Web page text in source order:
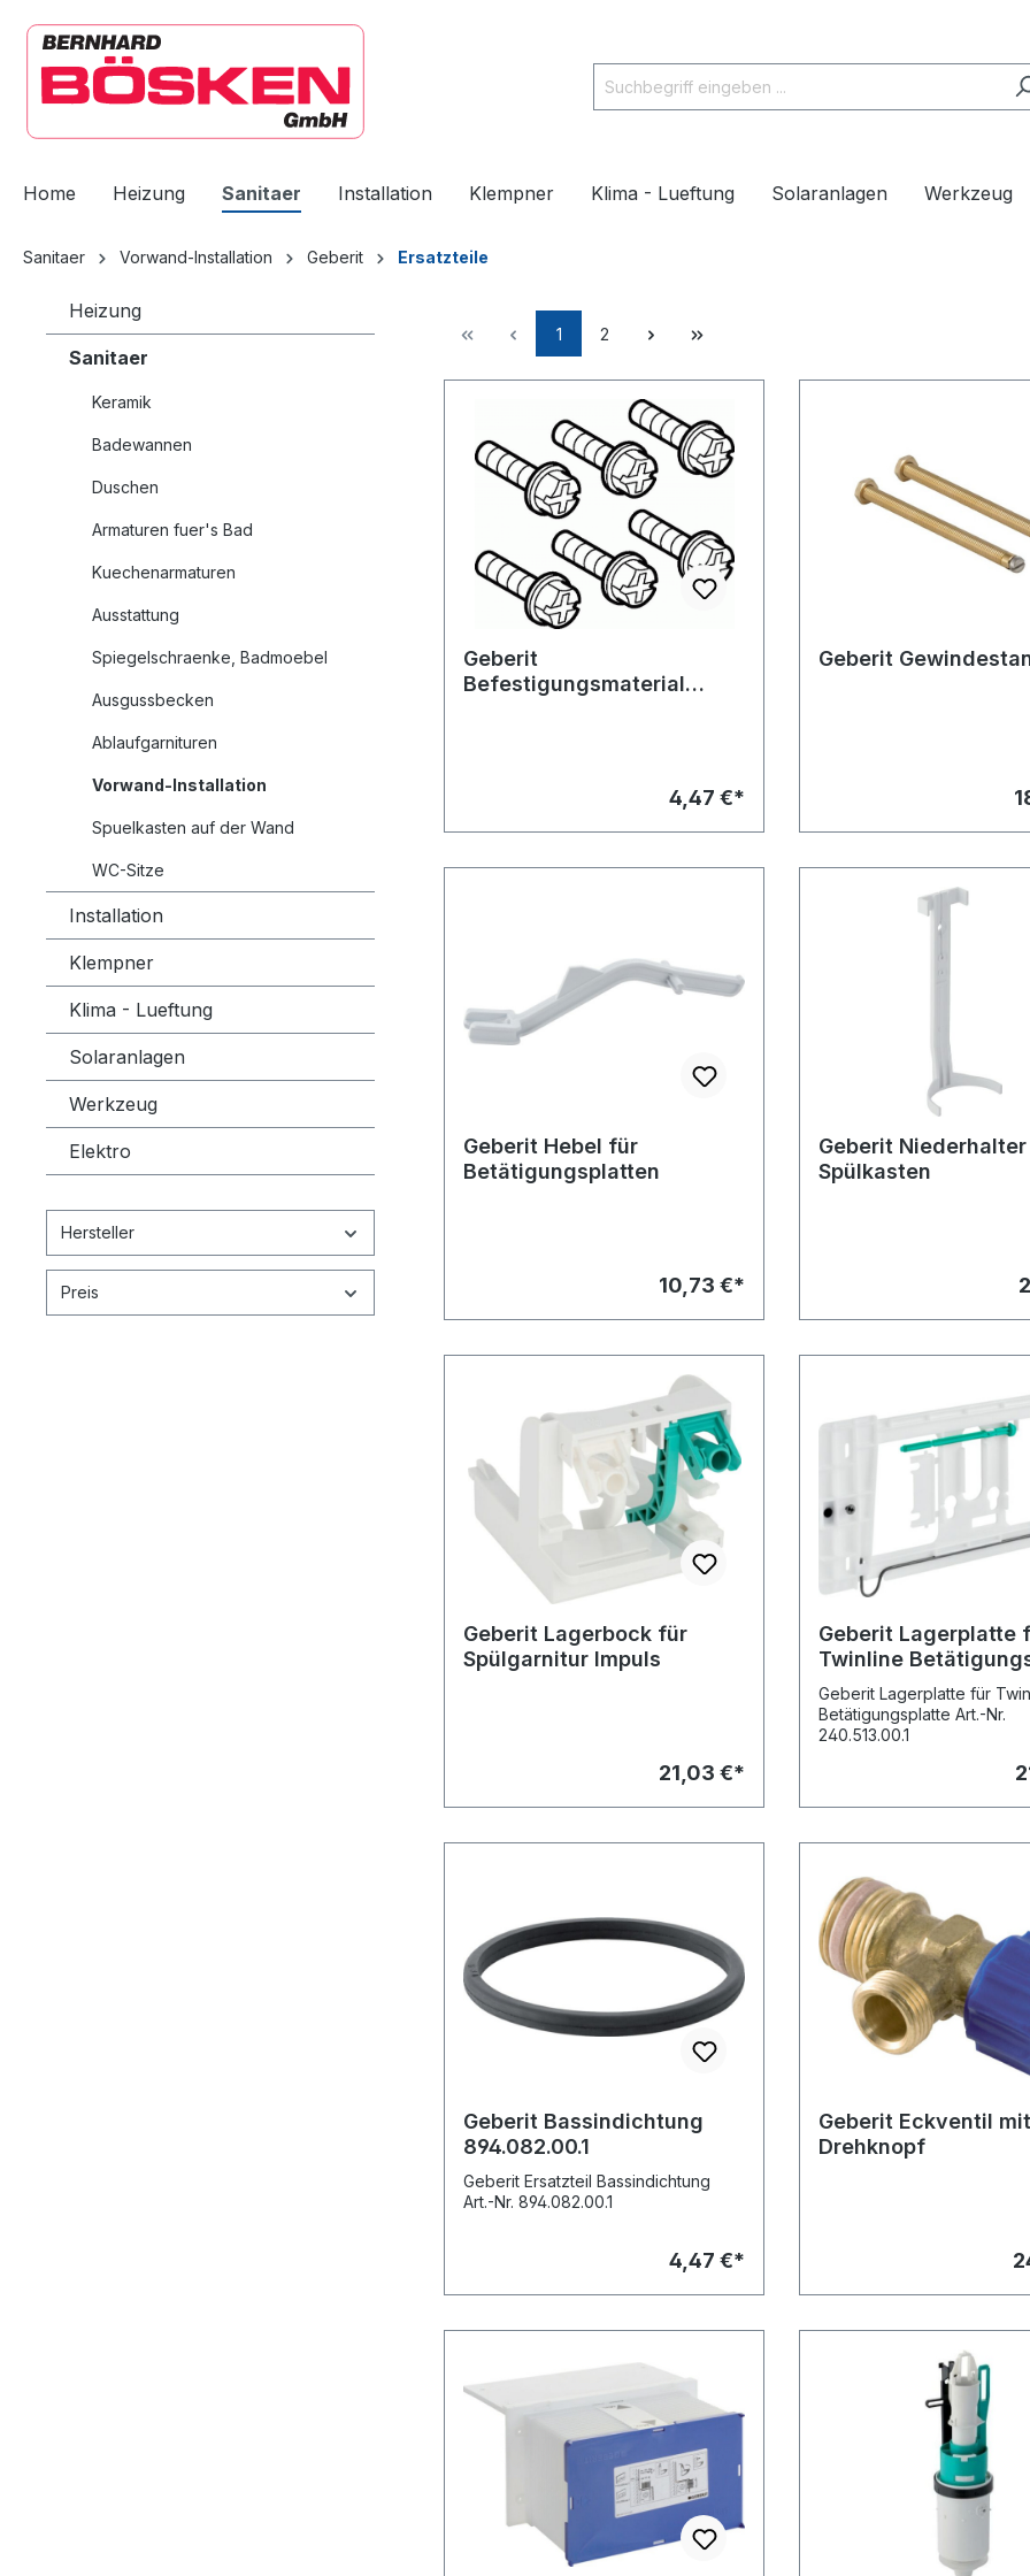
Zur Hauptnavigation springen
Home Heizung Sanitaer Installation Klempner Klima - Lueftung Solaranlagen Werkzeug
Sanitaer Vorwand-Installation Geberit Ersatzteile
Heizung
Sanitaer
Keramik
Badewannen
Duschen
Armaturen fuer's Bad
Kuechenarmaturen
Ausstattung
Spiegelschraenke, Badmoebel
Ausgussbecken
Ablaufgarnituren
Vorwand-Installation
Spuelkasten auf der Wand
WC-Sitze
Installation
Klempner
Klima - Lueftung
Solaranlagen
Werkzeug
Elektro
Hersteller
Preis
1 2
Geberit
Befestigungsmaterial
4,47 €*
Geberit
Geberit Hebel für
Betätigungsplatten
10,73 €*
Geberit Niederhalter
Spülkasten
Geberit Lagerbock für
Spülgarnitur Impuls
21,03 €*
Geberit Lagerplatte
Twinline
240.513.00.1
Geberit Lagerplatte für
Betätigungsplatte Art.-Nr.
240.513.00.1
Geberit Bassindichtung
894.082.00.1
Geberit Ersatzteil Bassindichtung
Art.-Nr. 894.082.00.1
4,47 €*
Geberit Eckventil
Drehknopf